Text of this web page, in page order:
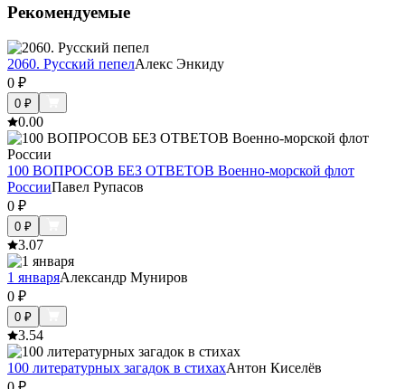
Рекомендуемые
2060. Русский пепелАлекс Энкиду
0 ₽
0 ₽
0.00
100 ВОПРОСОВ БЕЗ ОТВЕТОВ Военно-морской флот
РоссииПавел Рупасов
0 ₽
0 ₽
3.07
1 январяАлександр Муниров
0 ₽
0 ₽
3.54
100 литературных загадок в стихахАнтон Киселёв